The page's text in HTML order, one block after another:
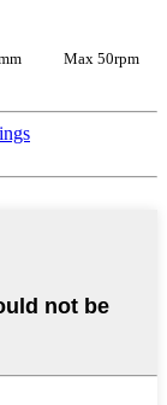
Max 50rpm